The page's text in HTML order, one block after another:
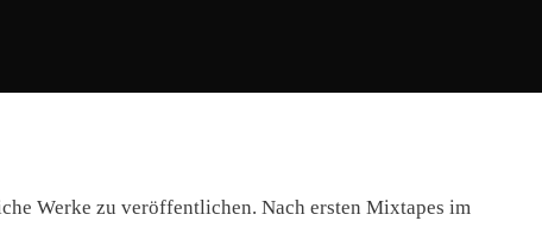
Werke zu veröffentlichen. Nach ersten Mixtapes im